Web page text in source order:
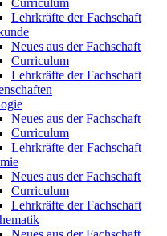
Curriculum
Lehrkräfte der Fachschaft
Neues aus der Fachschaft
Curriculum
Lehrkräfte der Fachschaft
Neues aus der Fachschaft
Curriculum
Lehrkräfte der Fachschaft
Neues aus der Fachschaft
Curriculum
Lehrkräfte der Fachschaft